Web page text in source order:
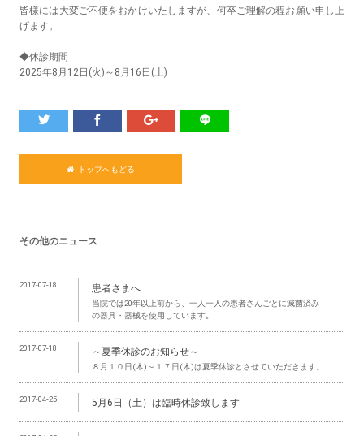
皆様には大変ご不便をおかけいたしますが、何卒ご理解の程お願い申し上
げます。
◆休診期間
2025年8月12日(火)～8月16日(土)
トップへもどる
その他のニュース
2017-07-18 患者さまへ
当院では20年以上前から、一人一人の患者さんごとに滅菌済み
の器具・器械を使用しています。
2017-07-18 ～夏季休診のお知らせ～
８月１０日(木)～１７日(木)は夏季休診とさせていただきます。
2017-04-25 5月6日（土）は臨時休診致します